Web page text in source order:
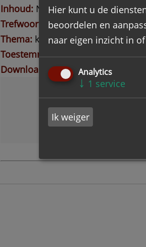
Inhoud Nog niet ontsloten
Trefwoorden Blijlevens, A.J.M.
Thema kerkelijk en godsdienstig
Toestemming voor inzage vereist
Download inventarislijst
Hier kunt u de
beoordelen en
naar eigen inzicht in
Analytics
↓ 1 service
Ik weiger